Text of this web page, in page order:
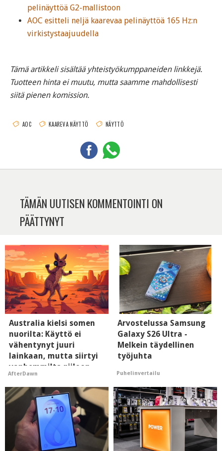
pelinäyttöä G2-mallistoon
AOC esitteli neljä kaarevaa pelinäyttöä 165 Hz:n
virkistystaajuudella
Tämä artikkeli sisältää yhteistyökumppaneiden linkkejä.
Tuotteen hinta ei muutu, mutta saamme mahdollisesti
siitä pienen komission.
AOC KAAREVA NÄYTTÖ NÄYTTÖ
TÄMÄN UUTISEN KOMMENTOINTI ON
PÄÄTTYNYT
Australia kielsi somen
nuorilta: Käyttö ei
vähentynyt juuri
lainkaan, mutta siirtyi
vanhemmilta piiloon
AfterDawn
Arvostelussa Samsung
Galaxy S26 Ultra -
Melkein täydellinen
työjuhta
Puhelinvertailu